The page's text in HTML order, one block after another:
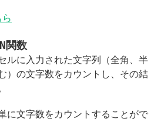
関数
ルに入力された文字列（全角、半
）の文字数をカウントし、その結
に文字数をカウントすることがで